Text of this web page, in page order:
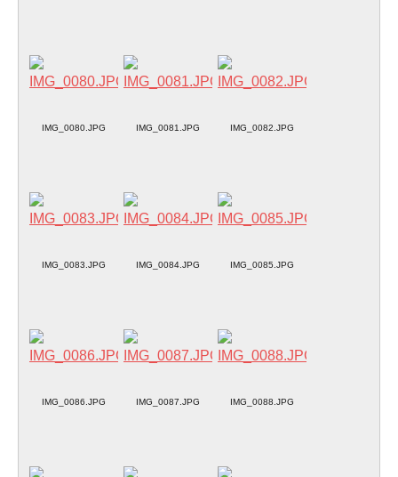
IMG_0080.JPG IMG_0081.JPG IMG_0082.JPG
IMG_0083.JPG IMG_0084.JPG IMG_0085.JPG
IMG_0086.JPG IMG_0087.JPG IMG_0088.JPG